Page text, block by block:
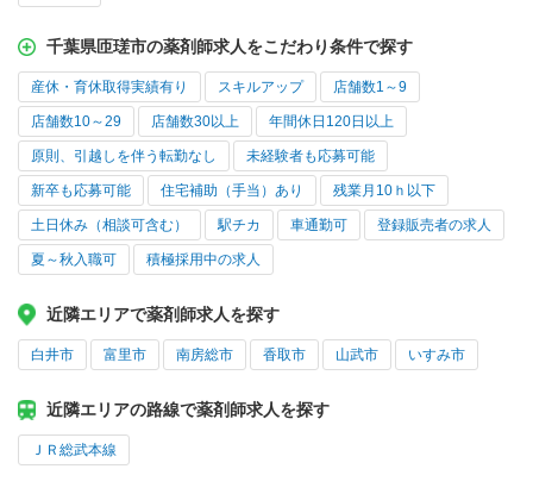
千葉県匝瑳市の薬剤師求人をこだわり条件で探す
産休・育休取得実績有り スキルアップ 店舗数1～9
店舗数10～29 店舗数30以上 年間休日120日以上
原則、引越しを伴う転勤なし 未経験者も応募可能
新卒も応募可能 住宅補助（手当）あり 残業月10ｈ以下
土日休み（相談可含む） 駅チカ 車通勤可 登録販売者の求人
夏～秋入職可 積極採用中の求人
近隣エリアで薬剤師求人を探す
白井市 富里市 南房総市 香取市 山武市 いすみ市
近隣エリアの路線で薬剤師求人を探す
ＪＲ総武本線